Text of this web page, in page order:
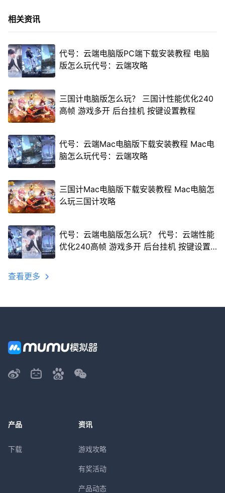
相关资讯
代号：云端电脑版PC端下载安装教程 电脑
版怎么玩代号：云端攻略
三国计电脑版怎么玩？ 三国计性能优化240
高帧 游戏多开 后台挂机 按键设置教程
代号：云端Mac电脑版下载安装教程 Mac电
脑怎么玩代号：云端攻略
三国计Mac电脑版下载安装教程 Mac电脑怎
么玩三国计攻略
代号：云端电脑版怎么玩？ 代号：云端性能
优化240高帧 游戏多开 后台挂机 按键设置
查看更多
产品
下载
资讯
游戏攻略
有奖活动
产品动态